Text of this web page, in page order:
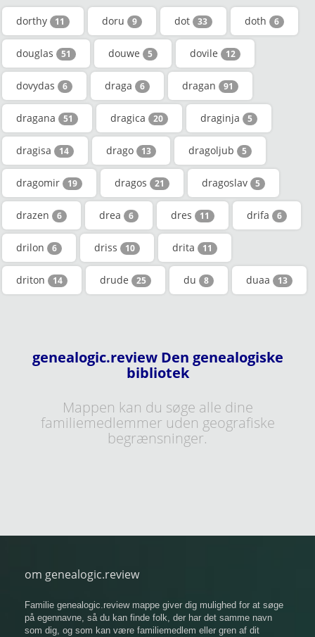
dorthy 11 doru 9 dot 33 doth 6
douglas 51 douwe 5 dovile 12
dovydas 6 draga 6 dragan 91
dragana 51 dragica 20 draginja 5
dragisa 14 drago 13 dragoljub 5
dragomir 19 dragos 21 dragoslav 5
drazen 6 drea 6 dres 11 drifa 6
drilon 6 driss 10 drita 11
driton 14 drude 25 du 8 duaa 13
genealogic.review Den genealogiske
bibliotek
Mappen kan du søge alle dine
familiemedlemmer uden geografiske
begrænsninger.
om genealogic.review
Familie genealogic.review mappe giver dig mulighed for at søge
på egennavne, så du kan finde folk, der har det samme navn
som dig, og som kan være familiemedlem eller gren af ​​dit